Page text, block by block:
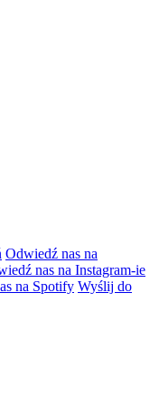
Odwiedź nas na
nas na Instagram-ie
na Spotify Wyślij do